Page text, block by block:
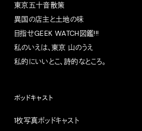
東京五十音散策
異国の店主と土地の味
目指せGEEK WATCH図鑑!!!
私のいえは、東京 山のうえ
私的にいいとこ、詩的なところ。
ポッドキャスト
1枚写真ポッドキャスト